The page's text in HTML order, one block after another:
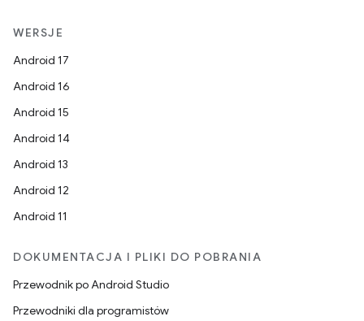
WERSJE
Android 17
Android 16
Android 15
Android 14
Android 13
Android 12
Android 11
DOKUMENTACJA I PLIKI DO POBRANIA
Przewodnik po Android Studio
Przewodniki dla programistów